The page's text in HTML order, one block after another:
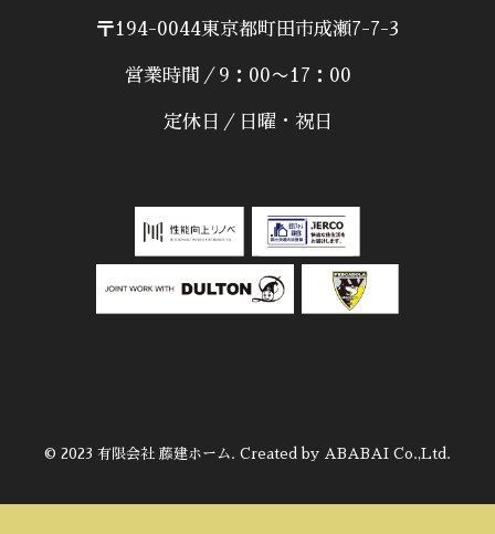
〒194-0044東京都町田市成瀬7-7-3
営業時間／9：00〜17：00
定休日／日曜・祝日
© 2023 有限会社 藤建ホーム. Created by ABABAI Co.,Ltd.